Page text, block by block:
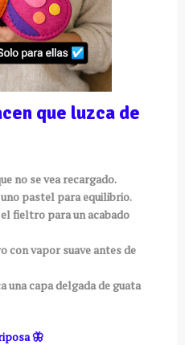
que luzca de
no se vea recargado.
pastel para equilibrio.
fieltro para un acabado
vapor suave antes de
una capa delgada de guata
🦋